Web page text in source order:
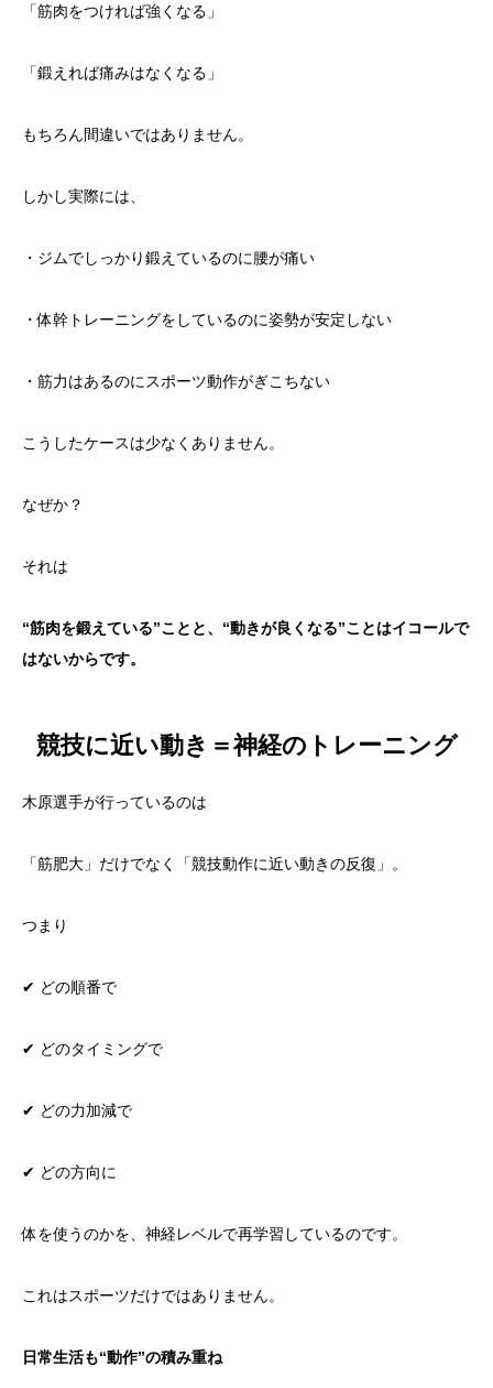
「筋肉をつければ強くなる」
「鍛えれば痛みはなくなる」
もちろん間違いではありません。
しかし実際には、
・ジムでしっかり鍛えているのに腰が痛い
・体幹トレーニングをしているのに姿勢が安定しない
・筋力はあるのにスポーツ動作がぎこちない
こうしたケースは少なくありません。
なぜか？
それは
“筋肉を鍛えている”ことと、“動きが良くなる”ことはイコールで
はないからです。
競技に近い動き＝神経のトレーニング
木原選手が行っているのは
「筋肥大」だけでなく「競技動作に近い動きの反復」。
つまり
✔ どの順番で
✔ どのタイミングで
✔ どの力加減で
✔ どの方向に
体を使うのかを、神経レベルで再学習しているのです。
これはスポーツだけではありません。
日常生活も“動作”の積み重ね